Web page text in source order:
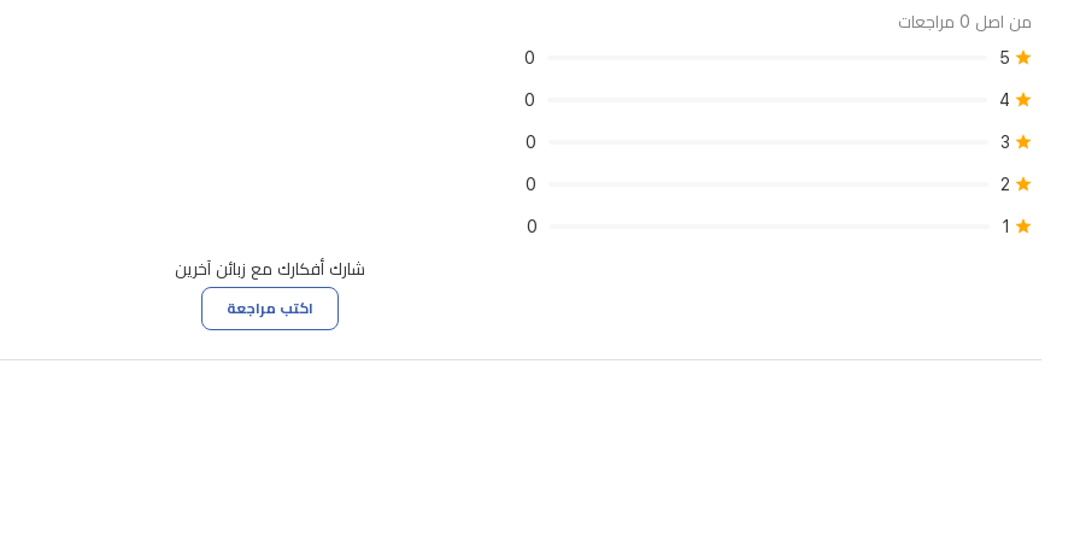
فهي
تجمع
بين
من اصل 0 مراجعات
5
0
4
0
3
0
2
0
1
0
شارك أفكارك مع زبائن آخرين
اكتب مراجعة